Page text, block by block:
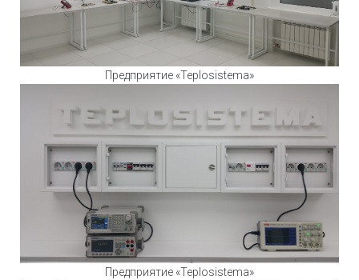
Предприятие «Teplosistema»
Предприятие «Teplosistema»